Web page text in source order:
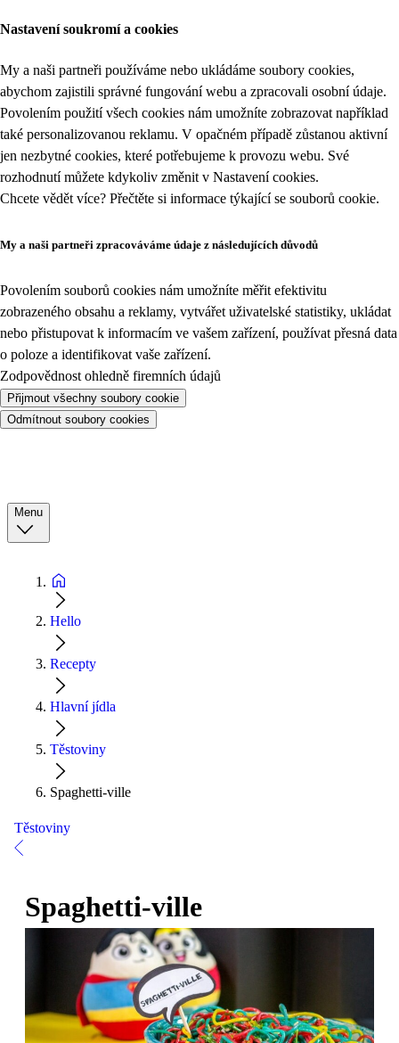
Nastavení soukromí a cookies
My a naši partneři používáme nebo ukládáme soubory cookies,
abychom zajistili správné fungování webu a zpracovali osobní údaje.
Povolením použití všech cookies nám umožníte zobrazovat například
také personalizovanou reklamu. V opačném případě zůstanou aktivní
jen nezbytné cookies, které potřebujeme k provozu webu. Své
rozhodnutí můžete kdykoliv změnit v Nastavení cookies.
Chcete vědět více? Přečtěte si informace týkající se souborů cookie.
My a naši partneři zpracováváme údaje z následujících důvodů
Povolením souborů cookies nám umožníte měřit efektivitu
zobrazeného obsahu a reklamy, vytvářet uživatelské statistiky, ukládat
nebo přistupovat k informacím ve vašem zařízení, používat přesná data
o poloze a identifikovat vaše zařízení.
Zodpovědnost ohledně firemních údajů
Přijmout všechny soubory cookie
Odmítnout soubory cookies
Menu
Hello
Recepty
Hlavní jídla
Těstoviny
Spaghetti-ville
Těstoviny
Spaghetti-ville